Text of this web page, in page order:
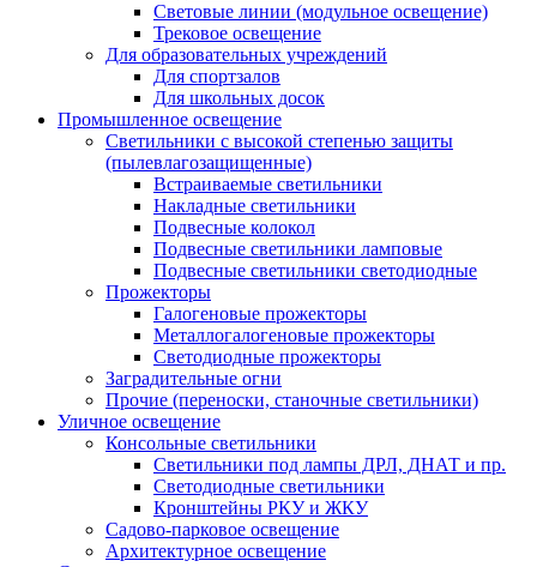
Световые линии (модульное освещение)
Трековое освещение
Для образовательных учреждений
Для спортзалов
Для школьных досок
Промышленное освещение
Светильники с высокой степенью защиты
(пылевлагозащищенные)
Встраиваемые светильники
Накладные светильники
Подвесные колокол
Подвесные светильники ламповые
Подвесные светильники светодиодные
Прожекторы
Галогеновые прожекторы
Металлогалогеновые прожекторы
Светодиодные прожекторы
Заградительные огни
Прочие (переноски, станочные светильники)
Уличное освещение
Консольные светильники
Cветильники под лампы ДРЛ, ДНАТ и пр.
Cветодиодные светильники
Кронштейны РКУ и ЖКУ
Садово-парковое освещение
Архитектурное освещение